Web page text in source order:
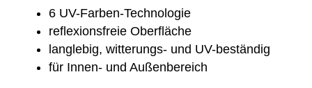
6 UV-Farben-Technologie
reflexionsfreie Oberfläche
langlebig, witterungs- und UV-beständig
für Innen- und Außenbereich